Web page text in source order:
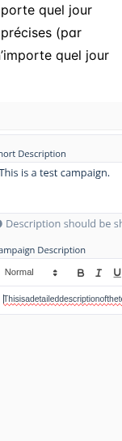
quel jour
(par
quel jour